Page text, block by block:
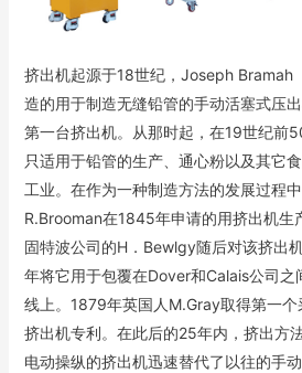
挤出机起源于18世纪，Joseph Bramah
造的用于制造无缝铅管的手动活塞式压
第一台挤出机。从那时起，在19世纪前
只适用于铅管的生产、通心粉以及其它
工业。在作为一种制造方法的发展过程
R.Brooman在1845年申请的用挤出机生
固特波公司的H．Bewlgy随后对该挤出
年将它用于包覆在Dover和Calais公司之
线上。1879年英国人M.Gray取得第一
挤出机专利。在此后的25年内，挤出方
电动操纵的挤出机迅速替代了以往的手